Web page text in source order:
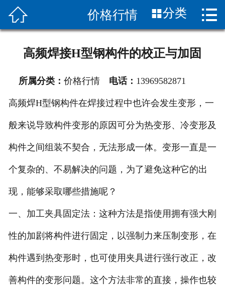
 首页
应用案列
 价格行情 分类 
高频焊接H型钢构件的校正与加固
所属分类： 价格行情 电话： 13969582871
高频焊H型钢构件在焊接过程中也许会发生变形，一
般来说导致构件变形的原因可分为热变形、冷变形及
构件之间组装不契合，无法形成一体。变形一直是一
个复杂的、不易解决的问题，为了避免这种它的出
现，能够采取哪些措施呢？
一、加工夹具固定法：这种方法是指使用拥有强大刚
性的加剧将构件进行固定，以强制力来压制变形，在
构件遇到热变形时，也可使用夹具进行强行改正，改
善构件的变形问题。这个方法非常的直接，操作也较